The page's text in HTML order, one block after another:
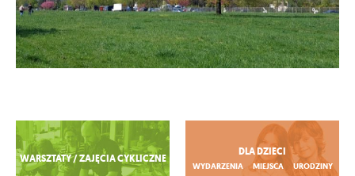
Zobacz więcej
WARSZTATY / ZAJĘCIA CYKLICZNE
DLA DZIECI
WYDARZENIA MIEJSCA URODZINY